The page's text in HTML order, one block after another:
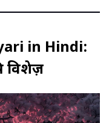
in Hindi:
विशेज़